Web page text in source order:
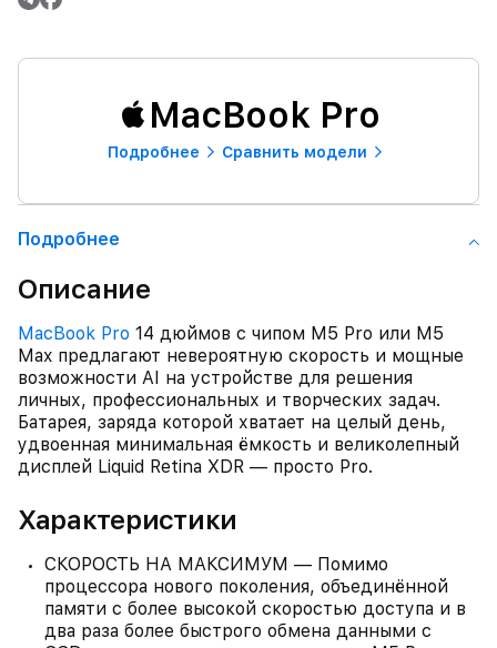
MacBook Pro
Подробнее Сравнить модели
Подробнее
Описание
MacBook Pro 14 дюймов с чипом M5 Pro или M5
Max предлагают невероятную скорость и мощные
возможности AI на устройстве для решения
личных, профессиональных и творческих задач.
Батарея, заряда которой хватает на целый день,
удвоенная минимальная ёмкость и великолепный
дисплей Liquid Retina XDR — просто Pro.
Характеристики
СКОРОСТЬ НА МАКСИМУМ — Помимо
процессора нового поколения, объединённой
памяти с более высокой скоростью доступа и в
два раза более быстрого обмена данными с